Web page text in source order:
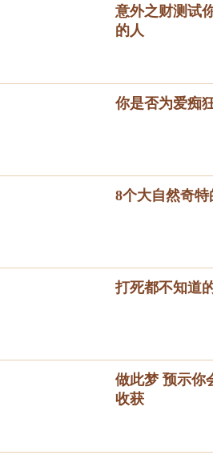
意外之财测试
的人
你是否为爱痴
8个大自然奇特
打死都不知道
做此梦 预示你
收获